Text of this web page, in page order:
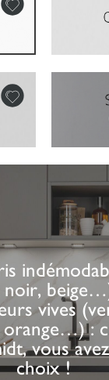
noir,
vives
orange…) :
vous
choix !